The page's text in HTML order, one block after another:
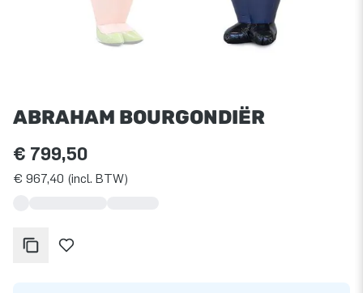
ABRAHAM BOURGONDIËR
€ 799,50
€ 967,40 (incl. BTW)